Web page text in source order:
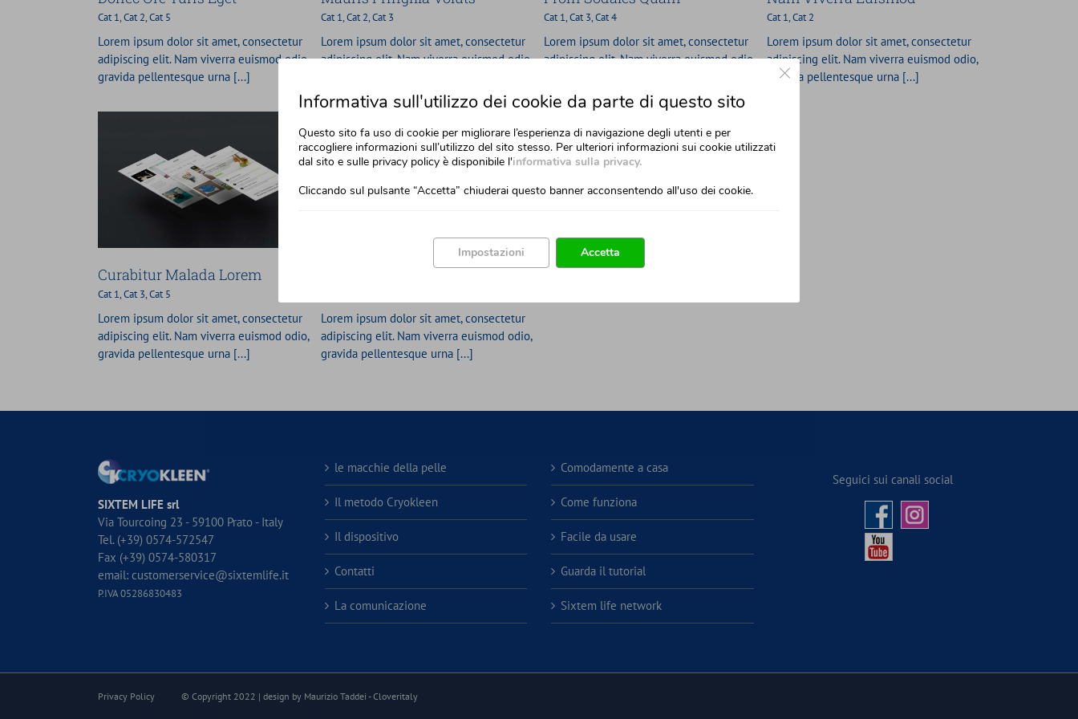
Cat 1,Cat 2,Cat 5
Lorem ipsum dolor sit amet, consectetur
adipiscing elit. Nam viverra euismod odio,
gravida pellentesque urna [...]
Cat 1,Cat 2,Cat 3
Lorem ipsum dolor sit amet, consectetur
adipiscing elit. Nam viverra euismod odio,
Cat 1,Cat 3,Cat 4
Lorem ipsum dolor sit amet, consectetur
adipiscing elit. Nam viverra euismod odio,
Cat 1,Cat 2
Lorem ipsum dolor sit amet, consectetur
adipiscing elit. Nam viverra euismod odio,
gravida pellentesque urna [...]
Curabitur Malada Lorem
Cat 1,Cat 3,Cat 5
Lorem ipsum dolor sit amet, consectetur
adipiscing elit. Nam viverra euismod odio,
gravida pellentesque urna [...]
Suspende Phara Urna
Cat 2
Suspende Phara Urna
Lorem ipsum dolor sit amet, consectetur
adipiscing elit. Nam viverra euismod odio,
gravida pellentesque urna [...]
SIXTEM LIFE srl
Via Tourcoing 23 - 59100 Prato - Italy
Tel. (+39) 0574-572547
Fax (+39) 0574-580317
email: customerservice@sixtemlife.it
P.IVA 05286830483
le macchie della pelle
Il metodo Cryokleen
Il dispositivo
Contatti
La comunicazione
Comodamente a casa
Come funziona
Facile da usare
Guarda il tutorial
Sixtem life network
Seguici sui canali social
Privacy Policy © Copyright 2022 | design by Maurizio Taddei -Cloveritaly
Informativa sull'utilizzo dei cookie da parte di questo sito
Questo sito fa uso di cookie per migliorare l’esperienza di navigazione degli utenti e per
raccogliere informazioni sull’utilizzo del sito stesso. Per ulteriori informazioni sui cookie utilizzati
dal sito e sulle privacy policy è disponibile l'informativa sulla privacy.
Cliccando sul pulsante “Accetta” chiuderai questo banner acconsentendo all'uso dei cookie.
Close GDPR Cookie Banner
Accetta
Impostazioni